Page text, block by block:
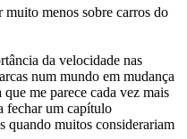
muito menos sobre carros do
da velocidade nas
num mundo em mudança
me parece cada vez mais
fechar um capítulo
quando muitos considerariam